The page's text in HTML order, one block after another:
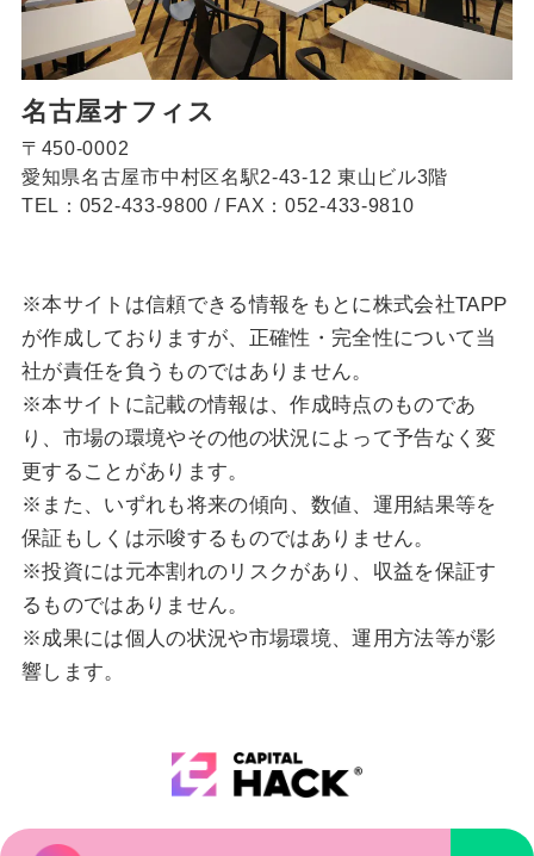
名古屋オフィス
〒450-0002
愛知県名古屋市中村区名駅2-43-12 東山ビル3階
TEL：052-433-9800 / FAX：052-433-9810
※本サイトは信頼できる情報をもとに株式会社TAPP
が作成しておりますが、正確性・完全性について当
社が責任を負うものではありません。
※本サイトに記載の情報は、作成時点のものであ
り、市場の環境やその他の状況によって予告なく変
更することがあります。
※また、いずれも将来の傾向、数値、運用結果等を
保証もしくは示唆するものではありません。
※投資には元本割れのリスクがあり、収益を保証す
るものではありません。
※成果には個人の状況や市場環境、運用方法等が影
響します。